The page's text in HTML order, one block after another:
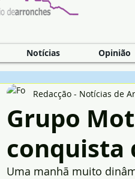
Notícias Opinião
Grupo
conquista
Redacção - Notícias de
Uma manhã muito